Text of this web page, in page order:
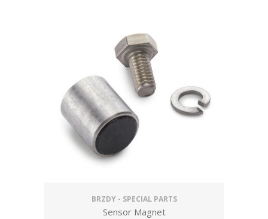
BRZDY - SPECIAL PARTS
Sensor Magnet